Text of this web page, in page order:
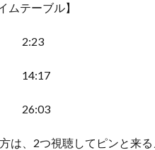
ムテーブル】
2:23
14:17
26:03
は、2つ視聴してピンと来